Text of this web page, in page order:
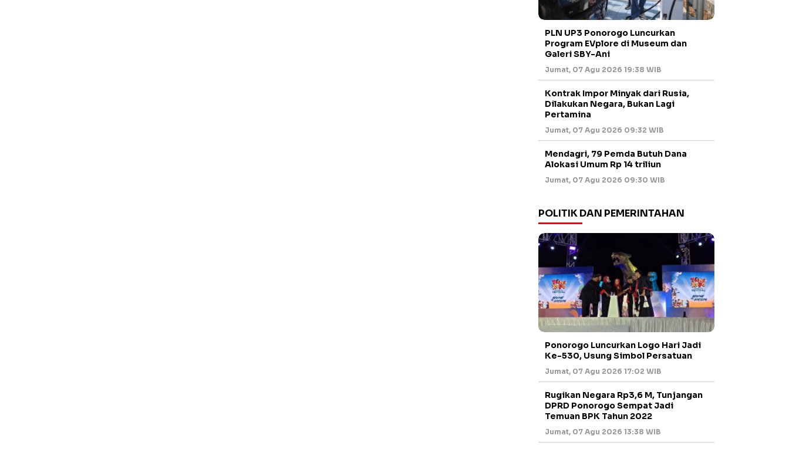
PLN UP3 Ponorogo Luncurkan
Program EVplore di Museum dan
Galeri SBY-Ani
Jumat, 07 Agu 2026 19:38 WIB
Kontrak Impor Minyak dari Rusia,
Dilakukan Negara, Bukan Lagi
Pertamina
Jumat, 07 Agu 2026 09:32 WIB
Mendagri, 79 Pemda Butuh Dana
Alokasi Umum Rp 14 triliun
Jumat, 07 Agu 2026 09:30 WIB
POLITIK DAN PEMERINTAHAN
Ponorogo Luncurkan Logo Hari Jadi
Ke-530, Usung Simbol Persatuan
Jumat, 07 Agu 2026 17:02 WIB
Rugikan Negara Rp3,6 M, Tunjangan
DPRD Ponorogo Sempat Jadi
Temuan BPK Tahun 2022
Jumat, 07 Agu 2026 13:38 WIB